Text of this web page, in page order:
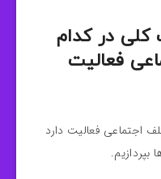
در کدام
فعالیت
اجتماعی فعالیت دارد